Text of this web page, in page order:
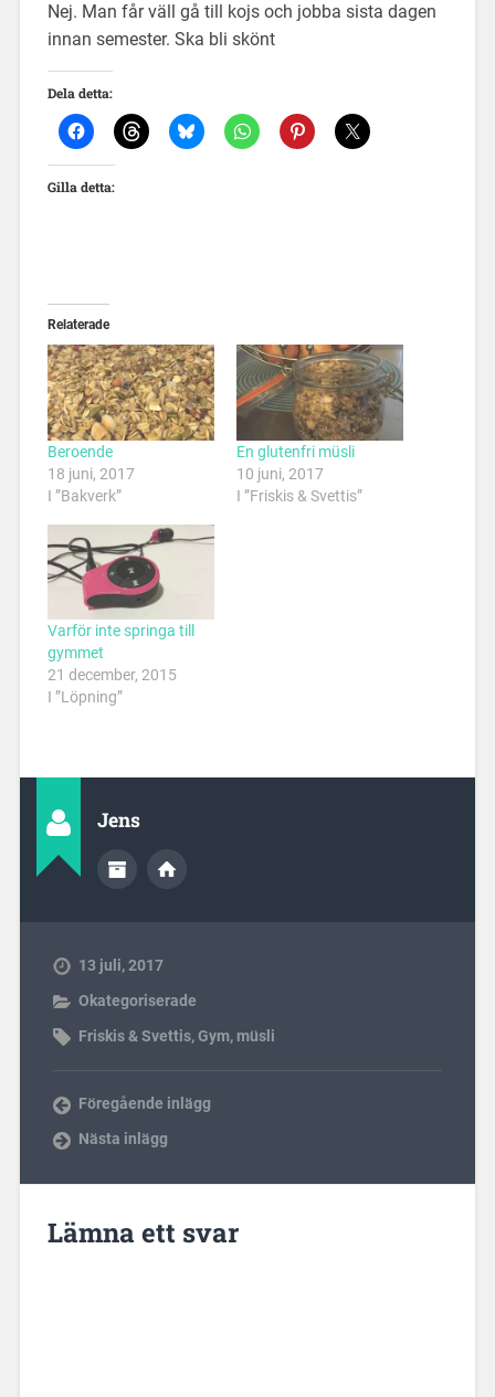
Nej. Man får väll gå till kojs och jobba sista dagen
innan semester. Ska bli skönt
Dela detta:
Gilla detta:
Relaterade
Beroende
18 juni, 2017
I ”Bakverk”
En glutenfri müsli
10 juni, 2017
I ”Friskis & Svettis”
Varför inte springa till
gymmet
21 december, 2015
I ”Löpning”
Jens
13 juli, 2017
Okategoriserade
Friskis & Svettis,Gym, müsli
Föregående inlägg
Nästa inlägg
Lämna ett svar